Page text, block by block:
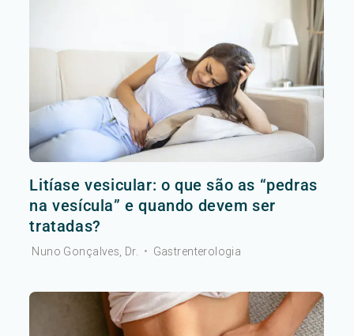
Litíase vesicular: o que são as “pedras
na vesícula” e quando devem ser
tratadas?
Nuno Gonçalves, Dr. • Gastrenterologia